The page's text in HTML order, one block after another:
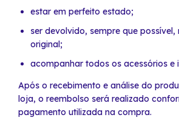
estar em perfeito estado;
ser devolvido, sempre que
original;
acompanhar todos os acessórios e
Após o recebimento e análise do
loja, o reembolso será realizado
pagamento utilizada na compra.